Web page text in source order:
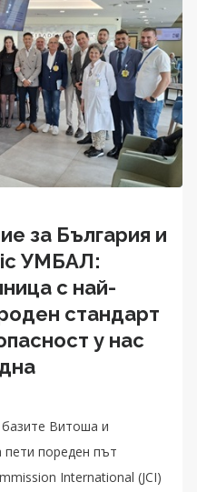
за България и
УМБАЛ:
с най-
стандарт
у нас
Витоша и
пореден път
International (JCI)